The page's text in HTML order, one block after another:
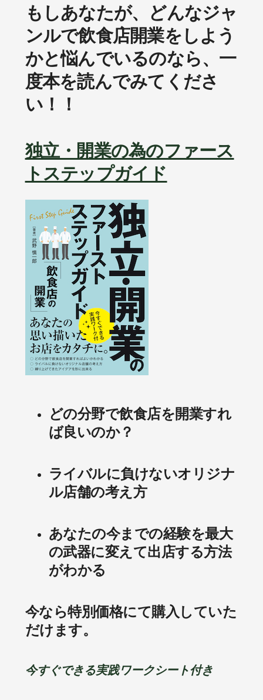
もしあなたが、どんなジャ
ンルで飲食店開業をしよう
かと悩んでいるのなら、一
度本を読んでみてくださ
い！！
独立・開業の為のファース
トステップガイド
どの分野で飲食店を開業すれ
ば良いのか？
ライバルに負けないオリジナ
ル店舗の考え方
あなたの今までの経験を最大
の武器に変えて出店する方法
がわかる
今なら特別価格にて購入していた
だけます。
今すぐできる実践ワークシート付き